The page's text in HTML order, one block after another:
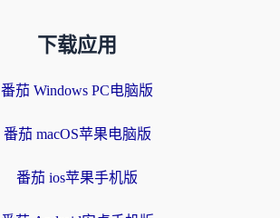
下载应用
番茄 Windows PC电脑版
番茄 macOS苹果电脑版
番茄 ios苹果手机版